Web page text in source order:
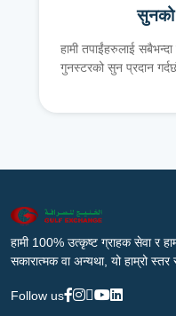
सुनको
हामी तपाईंहरुलाई
गुनस्टरको सुन प्रदान
हामी 100% उत्कृष्ट ग्राहक सेवा र
सकारात्मक वा अन्यथा, यो हाम्रो
Follow us